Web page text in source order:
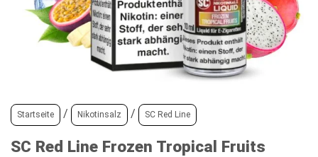
Startseite / Nikotinsalz / SC Red Line
SC Red Line Frozen Tropical Fruits